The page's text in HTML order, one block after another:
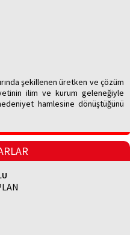
şekillenen üretken ve çözüm
ilim ve kurum geleneğiyle
hamlesine dönüştüğünü